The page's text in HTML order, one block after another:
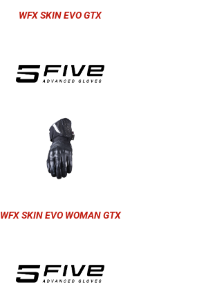
WFX SKIN EVO GTX
WFX SKIN EVO WOMAN GTX